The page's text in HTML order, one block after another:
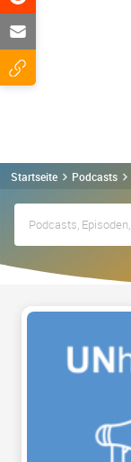
Startseite Podcasts